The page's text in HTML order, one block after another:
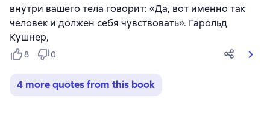
внутри вашего тела говорит: «Да, вот именно так
человек и должен себя чувствовать». Гарольд
Кушнер,
8 0
4 more quotes from this book